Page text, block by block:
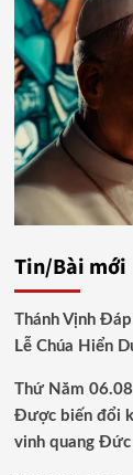
Tin/Bài mới
Thánh Vịnh Đáp
Lễ Chúa Hiển
Thứ Năm
Được biến đổi
vinh quang